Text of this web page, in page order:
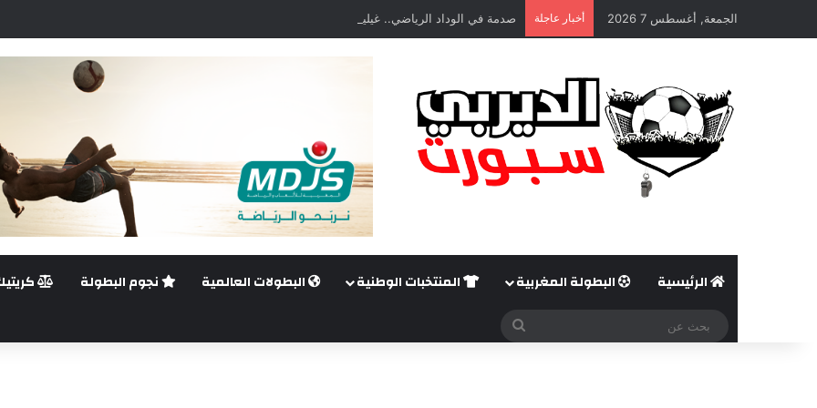
الجمعة, أغسطس 7 2026 أخبار عاجلة صدمة في الوداد الرياضي.. غيليرمي فيريرا يقترب من الجراحة بعد قطع في الرباط الصليبي
الرئيسية البطولة المغربية المنتخبات الوطنية البطولات العالمية نجوم البطولة